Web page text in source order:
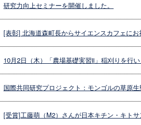
研究力向上セミナーを開催しました。
[表彰] 北海道森町長からサイエンスカフェにお
10月2日（木）「農場基礎実習Ⅱ」稲刈りを行い
国際共同研究プロジェクト：モンゴルの草原
[受賞]工藤萌（M2）さんが日本キチン・キト